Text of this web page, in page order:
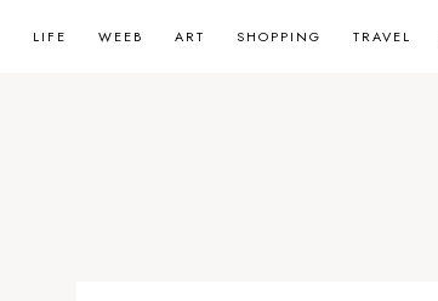
LIFE WEEB ART SHOPPING TRAVEL